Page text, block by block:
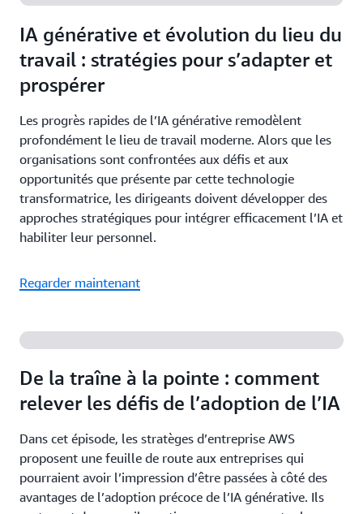
IA générative et évolution du lieu du
travail : stratégies pour s’adapter et
prospérer
Les progrès rapides de l’IA générative remodèlent
profondément le lieu de travail moderne. Alors que les
organisations sont confrontées aux défis et aux
opportunités que présente par cette technologie
transformatrice, les dirigeants doivent développer des
approches stratégiques pour intégrer efficacement l’IA et
habiliter leur personnel.
Regarder maintenant
De la traîne à la pointe : comment
relever les défis de l’adoption de l’IA
Dans cet épisode, les stratèges d’entreprise AWS
proposent une feuille de route aux entreprises qui
pourraient avoir l’impression d’être passées à côté des
avantages de l’adoption précoce de l’IA générative. Ils